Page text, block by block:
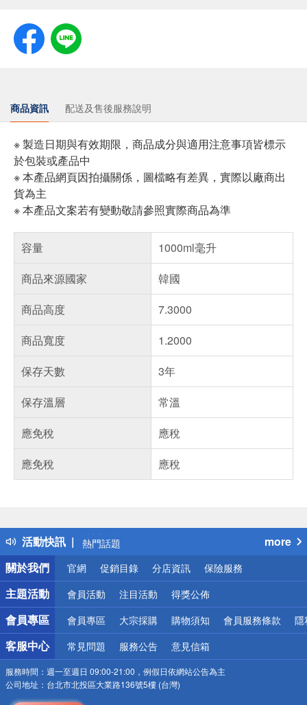
商品資訊 配送及售後服務說明
※ 製造日期與有效期限，商品成分與適用注意事項皆標示
於包裝或產品中
※ 本產品網頁因拍攝關係，圖檔略有差異，實際以廠商出
貨為主
※ 本產品文案若有變動敬請參照實際商品為準
容量
1000ml毫升
商品來源國家
韓國
商品高度
7.3000
商品寬度
1.2000
保存天數
3年
保存溫層
常溫
應免稅
應稅
應免稅
應稅
活動快訊
得獎公告
熱門話題
銀行優惠
偏遠地區配送
詐騙網頁！請小心！
more
關於我們
官網 促銷目錄 分店資訊 保險服務
主題活動 會員活動 注目活動 得獎公佈
會員專區 會員專區 大宗採購 購物須知 會員服務條款 隱
客服中心 常見問題 服務公告 意見信箱
服務時間： 週一至週日 09:00-21:00，例假日依網站公告為主
公司地址： 台北市北投區大業路136號5樓 (台灣)